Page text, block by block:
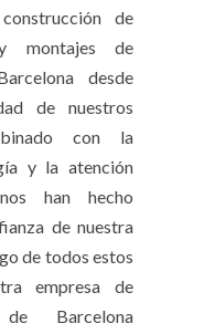
de
montajes de
desde
de nuestros
con la
y la atención
han hecho
de nuestra
de todos estos
empresa de
de Barcelona